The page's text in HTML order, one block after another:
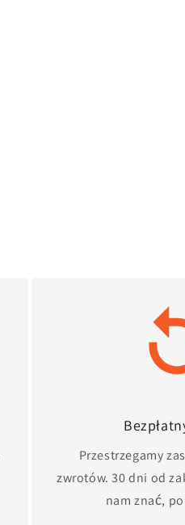
Przestrzegamy
zwrotów. 30 dni od
nam znać,